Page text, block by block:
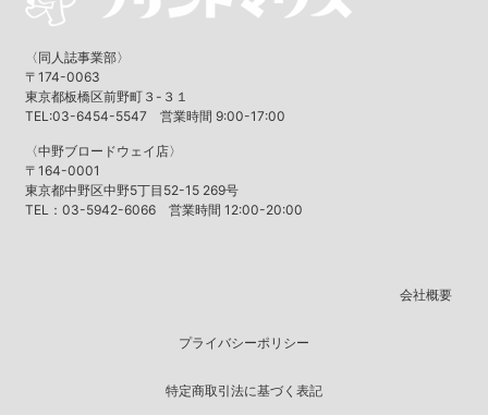
〈同人誌事業部〉
〒174-0063
東京都板橋区前野町３-３１
TEL:03-6454-5547 営業時間 9:00-17:00
〈中野ブロードウェイ店〉
〒164-0001
東京都中野区中野5丁目52-15 269号
TEL：03-5942-6066 営業時間 12:00-20:00
会社概要
プライバシーポリシー
特定商取引法に基づく表記